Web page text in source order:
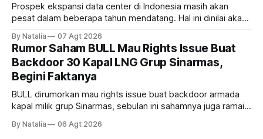
Prospek ekspansi data center di Indonesia masih akan
pesat dalam beberapa tahun mendatang. Hal ini dinilai akan
estate, ada siapa saja mereka?
By Natalia 07 Agt 2026
Rumor Saham BULL Mau Rights Issue Buat
Backdoor 30 Kapal LNG Grup Sinarmas,
Begini Faktanya
BULL dirumorkan mau rights issue buat backdoor armada
kapal milik grup Sinarmas, sebulan ini sahamnya juga ramai
masih menarik dilirik?
By Natalia 06 Agt 2026